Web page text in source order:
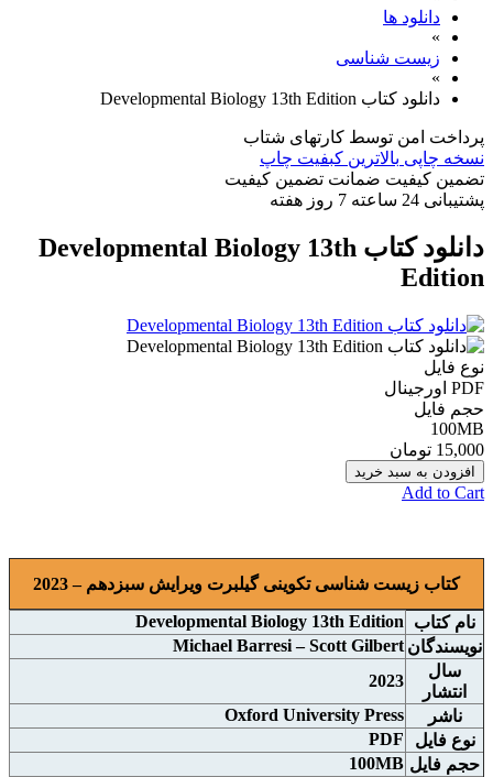
دانلود ها
»
زیست شناسی
»
دانلود کتاب Developmental Biology 13th Edition
پرداخت امن توسط کارتهای شتاب
نسخه چاپی بالاترین کبفیت چاپ
تضمین کیفیت ضمانت تضمین کیفیت
پشتیبانی 24 ساعته 7 روز هفته
دانلود کتاب Developmental Biology 13th
Edition
نوع فایل
PDF اورجينال
حجم فایل
100MB
15,000 تومان
افزودن به سبد خرید
Add to Cart
کتاب زیست شناسی تکوینی گیلبرت ویرایش سبزدهم – 2023
نام کتاب
Developmental Biology 13th Edition
نويسندگان Michael Barresi – Scott Gilbert
سال
انتشار
2023
ناشر
Oxford University Press
نوع فايل
PDF
حجم فايل 100MB